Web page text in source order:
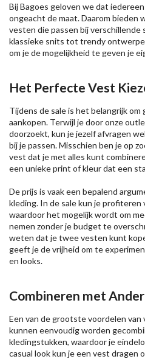
Bij Bagoes geloven we dat
ongeacht de maat. Daarom bieden
vesten die passen bij verschillende
klassieke snits tot trendy
om je de mogelijkheid te geven je
Het Perfecte Vest
Tijdens de sale is het belangrijk
aankopen. Terwijl je door onze
doorzoekt, kun je jezelf afvragen
bij je passen. Misschien ben je op
vest dat je met alles kunt
een unieke print of kleur dat een
De prijs is vaak een bepalend
kleding. In de sale kun je profiteren
waardoor het mogelijk wordt om
nemen zonder je budget te
weten dat je twee vesten kunt
geeft je de vrijheid om te
en looks.
Combineren met
Een van de grootste voordelen
kunnen eenvoudig worden
kledingstukken, waardoor je
casual look kun je een vest dragen